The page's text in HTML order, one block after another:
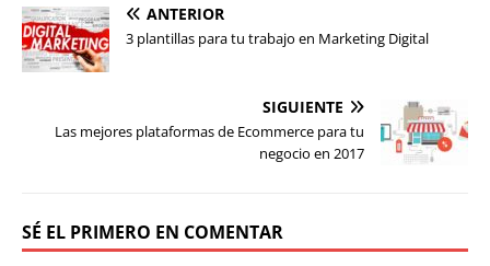
ANTERIOR
3 plantillas para tu trabajo en Marketing Digital
SIGUIENTE
Las mejores plataformas de Ecommerce para tu
negocio en 2017
SÉ EL PRIMERO EN COMENTAR